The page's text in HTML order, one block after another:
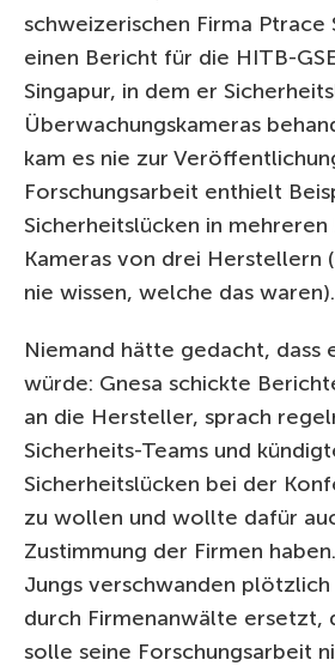
schweizerischen Firma Ptrace
einen Bericht für die HITB-
Singapur, in dem er
Überwachungskameras
kam es nie zur
Forschungsarbeit enthielt
Sicherheitslücken in
Kameras von drei Herstellern
nie wissen, welche das waren).
Niemand hätte gedacht, dass
würde: Gnesa schickte
an die Hersteller, sprach
Sicherheits-Teams und
Sicherheitslücken bei der
zu wollen und wollte dafür
Zustimmung der Firmen
Jungs verschwanden
durch Firmenanwälte ersetzt,
solle seine Forschungsarbeit